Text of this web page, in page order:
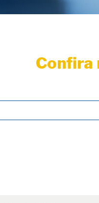
Confira